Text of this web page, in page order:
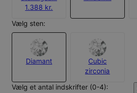
1.388 kr.
Vælg sten:
Diamant
Cubic
zirconia
Vælg et antal indskrifter (0-4):